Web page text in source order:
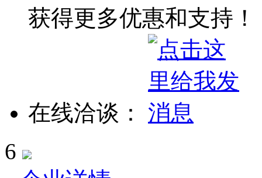
获得更多优惠和支持！
在线洽谈：
6